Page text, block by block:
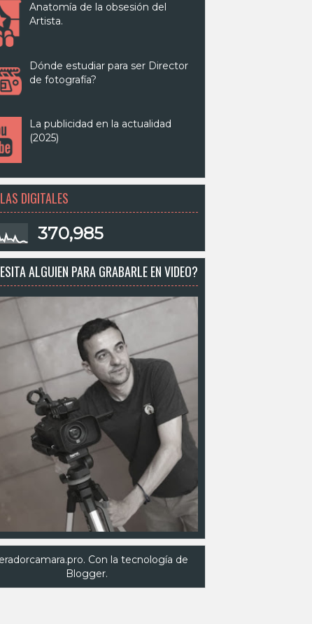
Anatomía de la obsesión del
Artista.
Dónde estudiar para ser Director
de fotografía?
La publicidad en la actualidad
(2025)
DIGITALES
370,985
ALGUIEN PARA GRABARLE EN VIDEO?
Con la tecnología de
Blogger.